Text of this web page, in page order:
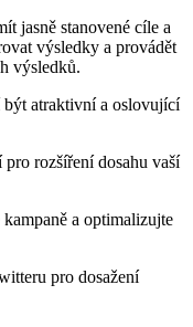
jasně stanovené cíle a
výsledky a provádět
výsledků.
atraktivní a oslovující
rozšíření dosahu vaší
a optimalizujte